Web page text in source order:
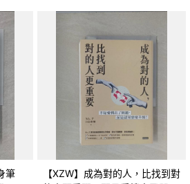
筆
【XZW】成為對的人，比找到對